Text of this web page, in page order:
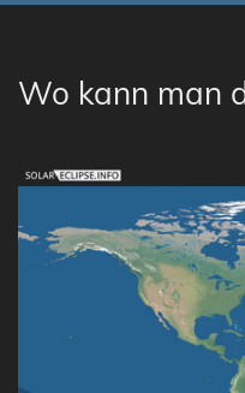
Wo kann man